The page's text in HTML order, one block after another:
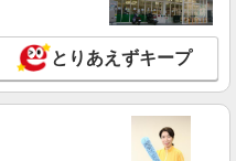
寄駅≫いわき駅
詳細を見る
とりあえずキープ